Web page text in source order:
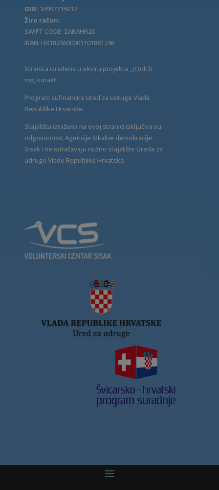
OIB: 34997715017
Žiro račun:
SWIFT CODE: ZABAHR2X
IBAN: HR1823600001101881246
Stranica izrađena u okviru projekta „(O)drži
moj korak!“.
Program sufinancira Ured za udruge Vlade
Republike Hrvatske.
Stajališta izražena na ovoj stranici isključiva su
odgovornost Agencije lokalne demokracije
Sisak i ne odražavaju nužno stajalište Ureda za
udruge Vlade Republike Hrvatske.